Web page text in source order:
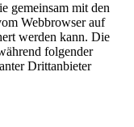
gemeinsam mit den
Webbrowser auf
werden kann. Die
folgender
Drittanbieter